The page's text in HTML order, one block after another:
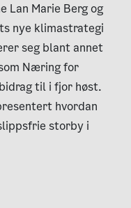
Lan Marie Berg og
nye klimastrategi
seg blant annet
Næring for
til i fjor høst.
hvordan
storby i